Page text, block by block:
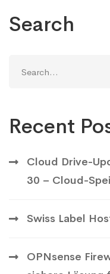
Search
for:
Recent
Cloud Drive-
30 – Cloud-
Swiss Label
OPNsense